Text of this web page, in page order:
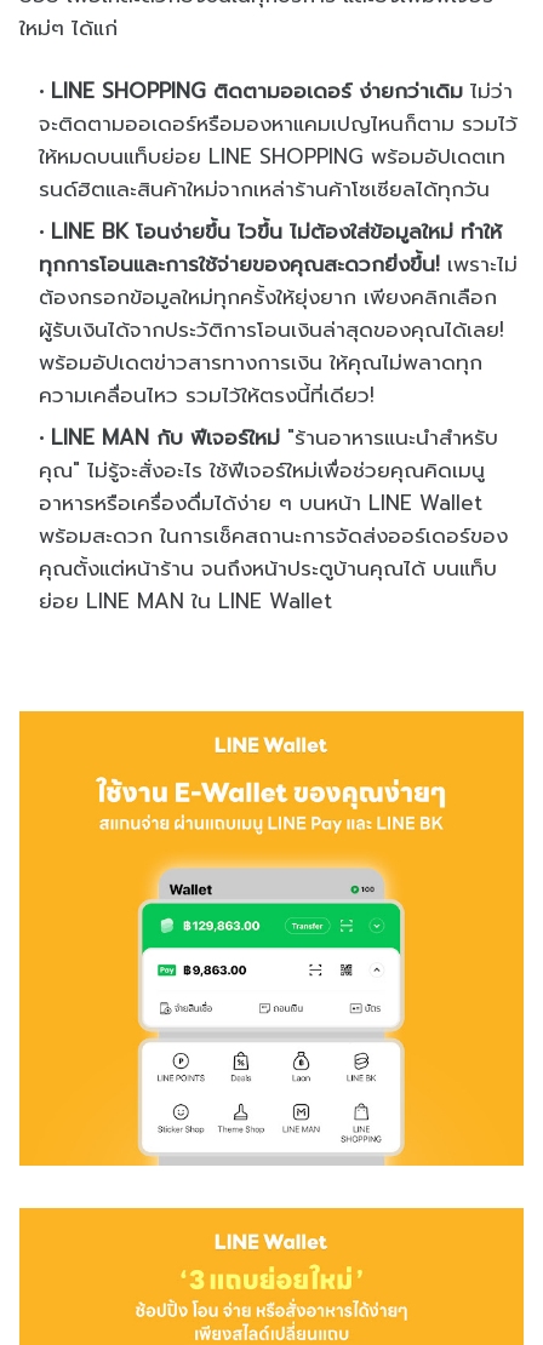
ใหม่ๆ ได้แก่
LINE SHOPPING ติดตามออเดอร์ ง่ายกว่าเดิม ไม่ว่า
จะติดตามออเดอร์หรือมองหาแคมเปญไหนก็ตาม รวมไว้
ให้หมดบนแท็บย่อย LINE SHOPPING พร้อมอัปเดตเท
รนด์ฮิตและสินค้าใหม่จากเหล่าร้านค้าโซเซียลได้ทุกวัน
LINE BK โอนง่ายขึ้น ไวขึ้น ไม่ต้องใส่ข้อมูลใหม่ ทำให้
ทุกการโอนและการใช้จ่ายของคุณสะดวกยิ่งขึ้น! เพราะไม่
ต้องกรอกข้อมูลใหม่ทุกครั้งให้ยุ่งยาก เพียงคลิกเลือก
ผู้รับเงินได้จากประวัติการโอนเงินล่าสุดของคุณได้เลย!
พร้อมอัปเดตข่าวสารทางการเงิน ให้คุณไม่พลาดทุก
ความเคลื่อนไหว รวมไว้ให้ตรงนี้ที่เดียว!
LINE MAN กับ ฟีเจอร์ใหม่ "ร้านอาหารแนะนำสำหรับ
คุณ" ไม่รู้จะสั่งอะไร ใช้ฟีเจอร์ใหม่เพื่อช่วยคุณคิดเมนู
อาหารหรือเครื่องดื่มได้ง่าย ๆ บนหน้า LINE Wallet
พร้อมสะดวก ในการเช็คสถานะการจัดส่งออร์เดอร์ของ
คุณตั้งแต่หน้าร้าน จนถึงหน้าประตูบ้านคุณได้ บนแท็บ
ย่อย LINE MAN ใน LINE Wallet